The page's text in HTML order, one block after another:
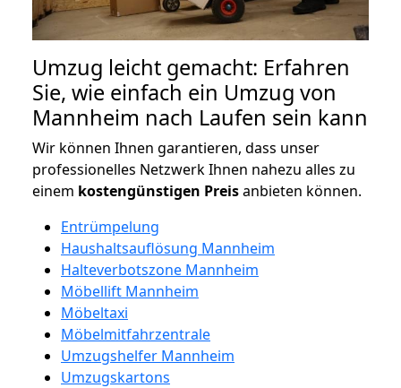
Umzug leicht gemacht: Erfahren
Sie, wie einfach ein Umzug von
Mannheim nach Laufen sein kann
Wir können Ihnen garantieren, dass unser
professionelles Netzwerk Ihnen nahezu alles zu
einem kostengünstigen Preisanbieten können.
Entrümpelung
Haushaltsauflösung Mannheim
Halteverbotszone Mannheim
Möbellift Mannheim
Möbeltaxi
Möbelmitfahrzentrale
Umzugshelfer Mannheim
Umzugskartons